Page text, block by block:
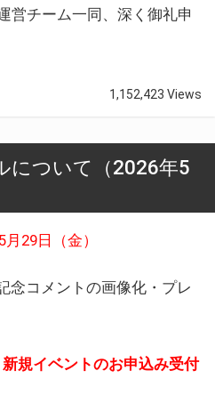
営チーム一同、深く御礼申
1,152,423 Views
について（2026年5
月29日（金）
念コメントの画像化・プレ
規イベントのお申込み受付